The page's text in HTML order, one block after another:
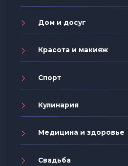
Дом и досуг
Красота и макияж
Спорт
Кулинария
Медицина и здоровье
Свадьба